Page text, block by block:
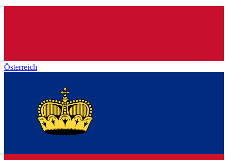
Österreich